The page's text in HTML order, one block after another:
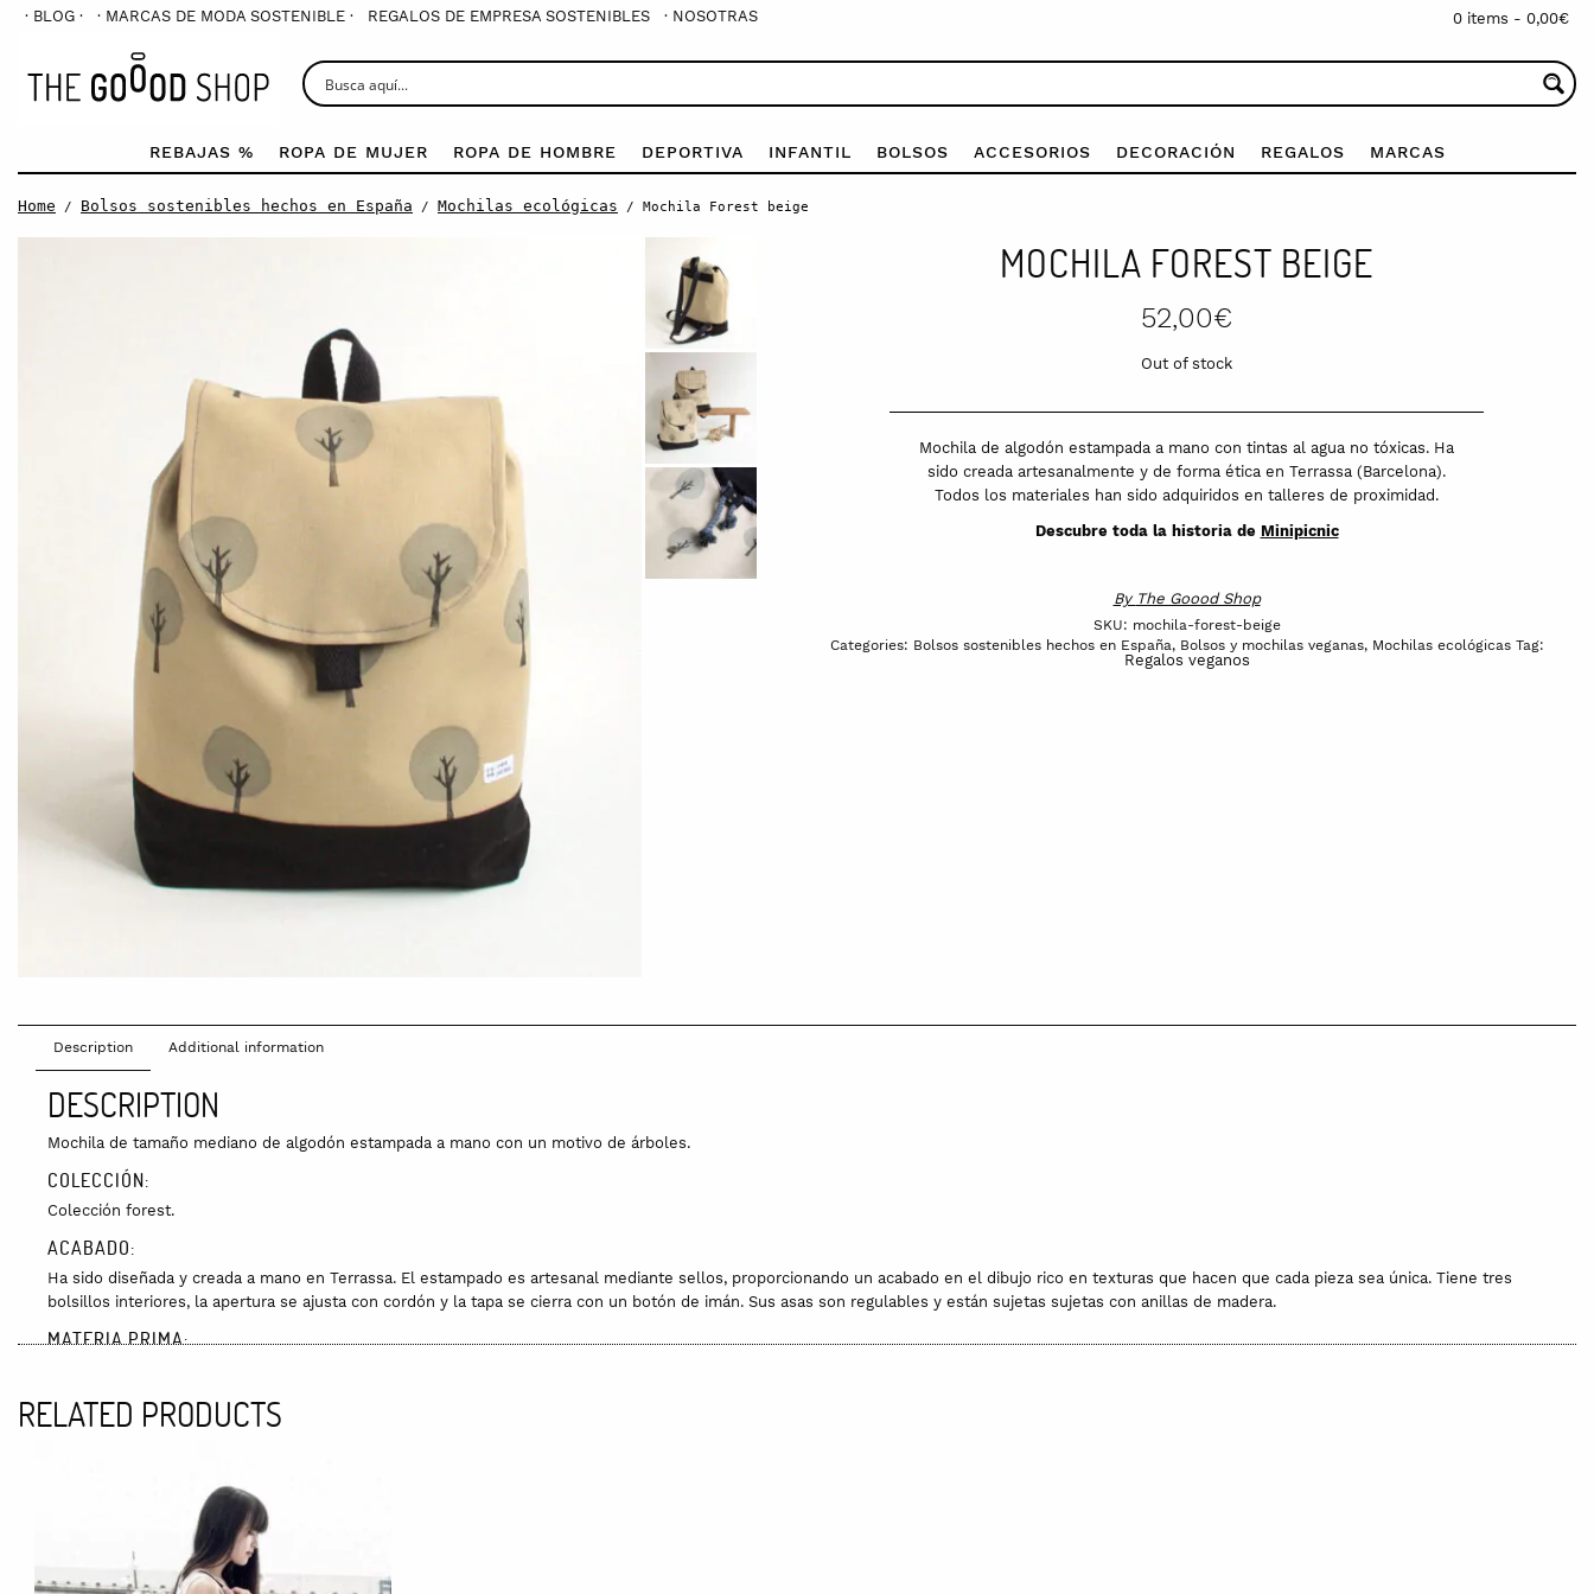
· BLOG · · MARCAS DE MODA SOSTENIBLE · REGALOS DE EMPRESA SOSTENIBLES · NOSOTRAS 0 items - 0,00€
REBAJAS % ROPA DE MUJER ROPA DE HOMBRE DEPORTIVA INFANTIL BOLSOS ACCESORIOS DECORACIÓN REGALOS MARCAS
Home / Bolsos sostenibles hechos en España / Mochilas ecológicas / Mochila Forest beige
MOCHILA FOREST BEIGE
52,00€
Out of stock
Mochila de algodón estampada a mano con tintas al agua no tóxicas. Ha
sido creada artesanalmente y de forma ética en Terrassa (Barcelona).
Todos los materiales han sido adquiridos en talleres de proximidad.
Descubre toda la historia de Minipicnic
By The Goood Shop
SKU: mochila-forest-beige
Categories: Bolsos sostenibles hechos en España, Bolsos y mochilas veganas, Mochilas ecológicas Tag:
Regalos veganos
Description Additional information
DESCRIPTION
Mochila de tamaño mediano de algodón estampada a mano con un motivo de árboles.
COLECCIÓN:
Colección forest.
ACABADO:
Ha sido diseñada y creada a mano en Terrassa. El estampado es artesanal mediante sellos, proporcionando un acabado en el dibujo rico en texturas que hacen que cada pieza sea única. Tiene tres
bolsillos interiores, la apertura se ajusta con cordón y la tapa se cierra con un botón de imán. Sus asas son regulables y están sujetas sujetas con anillas de madera.
MATERIA PRIMA:
CUIDADOS:
Los gastos de envío son de 5€, a partir de 60€ el envío es gratuito. El tiempo de entrega suele ser de 7-10 días.
RELATED PRODUCTS